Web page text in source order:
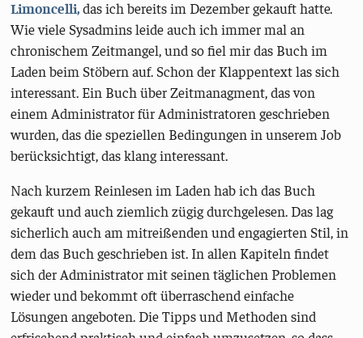
Limoncelli,das ich bereits im Dezember gekauft hatte.
Wie viele Sysadmins leide auch ich immer mal an
chronischem Zeitmangel, und so fiel mir das Buch im
Laden beim Stöbern auf. Schon der Klappentext las sich
interessant. Ein Buch über Zeitmanagment, das von
einem Administrator für Administratoren geschrieben
wurden, das die speziellen Bedingungen in unserem Job
berücksichtigt, das klang interessant.
Nach kurzem Reinlesen im Laden hab ich das Buch
gekauft und auch ziemlich zügig durchgelesen. Das lag
sicherlich auch am mitreißenden und engagierten Stil, in
dem das Buch geschrieben ist. In allen Kapiteln findet
sich der Administrator mit seinen täglichen Problemen
wieder und bekommt oft überraschend einfache
Lösungen angeboten. Die Tipps und Methoden sind